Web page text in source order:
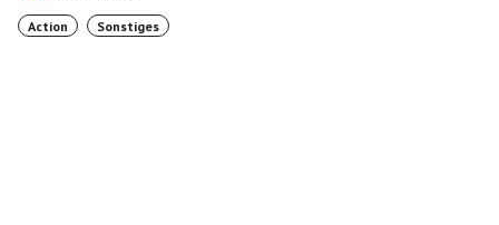
Action Sonstiges